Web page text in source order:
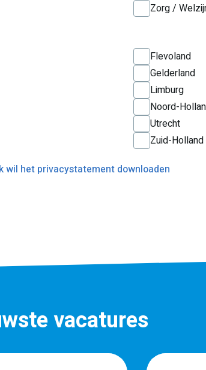
Zorg /
Flevoland
Gelderland
Limburg
Noord-
Utrecht
Zuid-Holland
wil het privacystatement downloaden
vacatures